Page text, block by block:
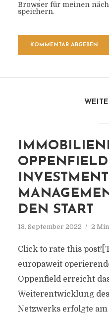
Browser für meinen
speichern.
INVESTMENT
DEN START
13. September 2022 2
Click to rate this
europaweit
Oppenfield erreicht
Weiterentwicklung
Netzwerks erfolgte am